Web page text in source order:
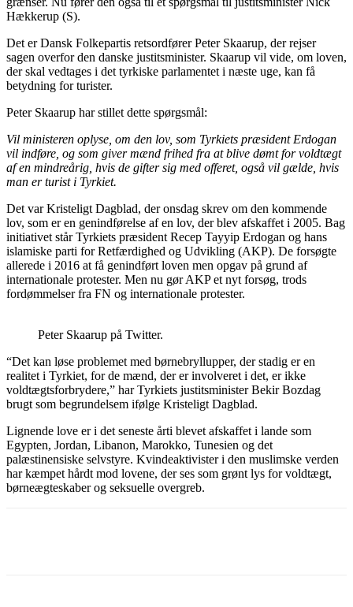
Hækkerup (S).
Det er Dansk Folkepartis retsordfører Peter Skaarup, der rejser
sagen overfor den danske justitsminister. Skaarup vil vide, om loven,
der skal vedtages i det tyrkiske parlamentet i næste uge, kan få
betydning for turister.
Peter Skaarup har stillet dette spørgsmål:
Vil ministeren oplyse, om den lov, som Tyrkiets præsident Erdogan
vil indføre, og som giver mænd frihed fra at blive dømt for voldtægt
af en mindreårig, hvis de gifter sig med offeret, også vil gælde, hvis
man er turist i Tyrkiet.
Det var Kristeligt Dagblad, der onsdag skrev om den kommende
lov, som er en genindførelse af en lov, der blev afskaffet i 2005. Bag
initiativet står Tyrkiets præsident Recep Tayyip Erdogan og hans
islamiske parti for Retfærdighed og Udvikling (AKP). De forsøgte
allerede i 2016 at få genindført loven men opgav på grund af
internationale protester. Men nu gør AKP et nyt forsøg, trods
fordømmelser fra FN og internationale protester.
Peter Skaarup på Twitter.
“Det kan løse problemet med børnebryllupper, der stadig er en
realitet i Tyrkiet, for de mænd, der er involveret i det, er ikke
voldtægtsforbrydere,” har Tyrkiets justitsminister Bekir Bozdag
brugt som begrundelsem ifølge Kristeligt Dagblad.
Lignende love er i det seneste årti blevet afskaffet i lande som
Egypten, Jordan, Libanon, Marokko, Tunesien og det
palæstinensiske selvstyre. Kvindeaktivister i den muslimske verden
har kæmpet hårdt mod lovene, der ses som grønt lys for voldtægt,
børneægteskaber og seksuelle overgreb.